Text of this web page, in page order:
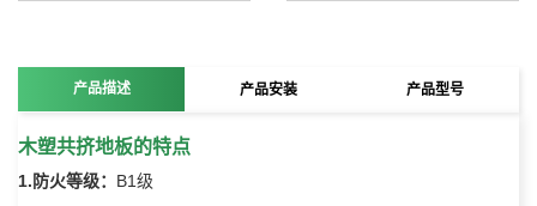
产品描述 产品安装 产品型号
木塑共挤地板的特点
1.防火等级： B1级